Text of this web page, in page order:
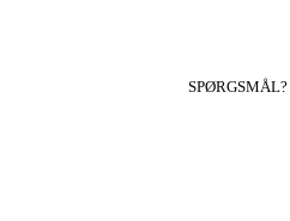
SPØRGSMÅL?